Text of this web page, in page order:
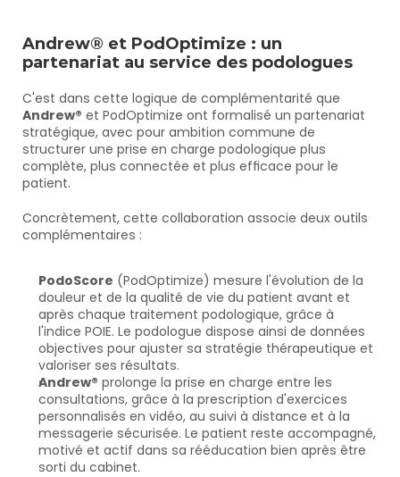
Andrew® et PodOptimize : un
partenariat au service des podologues
Andrew® et PodOptimize ont formalisé un partenariat
stratégique, avec pour ambition commune de
structurer une prise en charge podologique plus
complète, plus connectée et plus efficace pour le
patient.
Concrètement, cette collaboration associe deux outils
complémentaires :
PodoScore (PodOptimize) mesure l'évolution de la
douleur et de la qualité de vie du patient avant et
après chaque traitement podologique, grâce à
l'indice POIE. Le podologue dispose ainsi de données
objectives pour ajuster sa stratégie thérapeutique et
valoriser ses résultats.
Andrew® prolonge la prise en charge entre les
consultations, grâce à la prescription d'exercices
personnalisés en vidéo, au suivi à distance et à la
messagerie sécurisée. Le patient reste accompagné,
motivé et actif dans sa rééducation bien après être
sorti du cabinet.